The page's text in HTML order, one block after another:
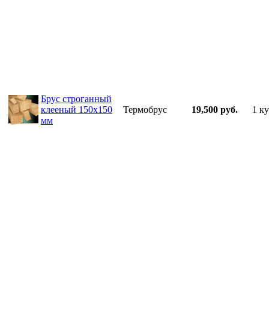
Брус строганный
клееный 150х150
мм
Термобрус 19,500 руб. 1